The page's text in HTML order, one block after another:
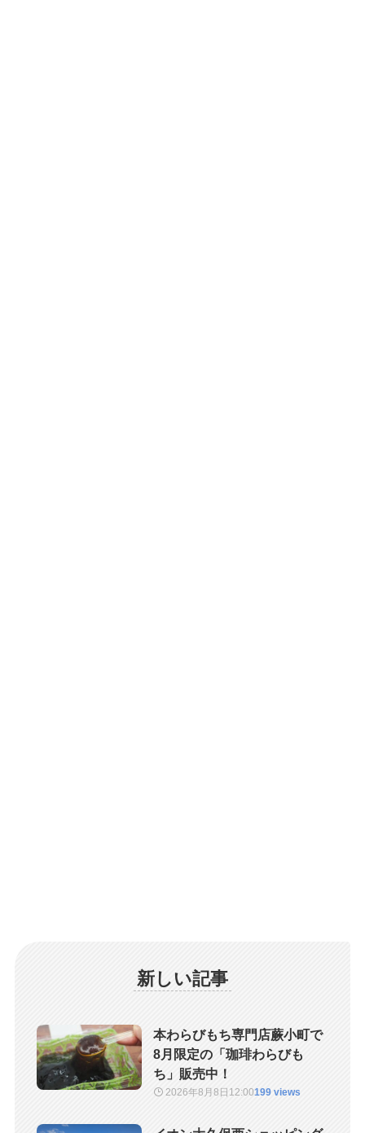
新しい記事
本わらびもち専門店蕨小町で
8月限定の「珈琲わらびも
ち」販売中！
2026年8月8日 12:00199 views